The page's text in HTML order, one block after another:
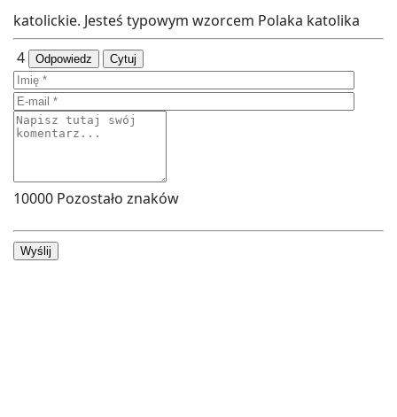
katolickie. Jesteś typowym wzorcem Polaka katolika
4
Odpowiedz Cytuj
10000 Pozostało znaków
Wyślij